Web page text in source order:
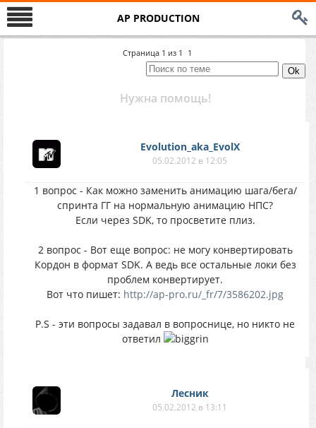
AP PRODUCTION
Страница 1 из 1 1
Нужна помощь!
Evolution_aka_EvolX
05.02.2012 в 12:05
1 вопрос - Как можно заменить анимацию шага/бега/
спринта ГГ на нормальную анимацию НПС?
Если через SDK, то просветите плиз.
2 вопрос - Вот еще вопрос: не могу конвертировать
Кордон в формат SDK. А ведь все остальные локи без
проблем конвертирует.
Вот что пишет: http://ap-pro.ru/_fr/7/3586202.jpg
P.S - эти вопросы задавал в вопроснице, но никто не
ответил
Лесник
05.02.2012 в 13:11